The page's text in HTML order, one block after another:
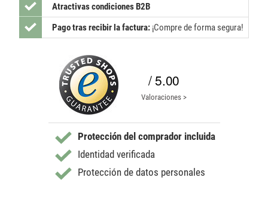
Atractivas condiciones B2B
Pago tras recibir la factura: ¡Compre de forma segura!
/ 5.00
Valoraciones >
Protección del comprador incluida
Identidad verificada
Protección de datos personales